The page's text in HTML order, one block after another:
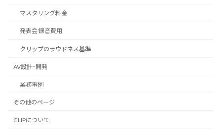
マスタリング料金
発表会 録音費用
クリップのラウドネス基準
AV設計･開発
業務事例
その他のページ
CLIPについて